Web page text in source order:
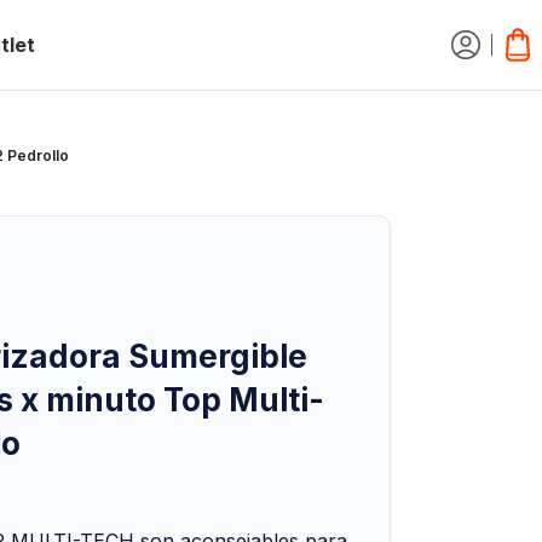
Pedrollo
Sumergible
x minuto Top Multi-